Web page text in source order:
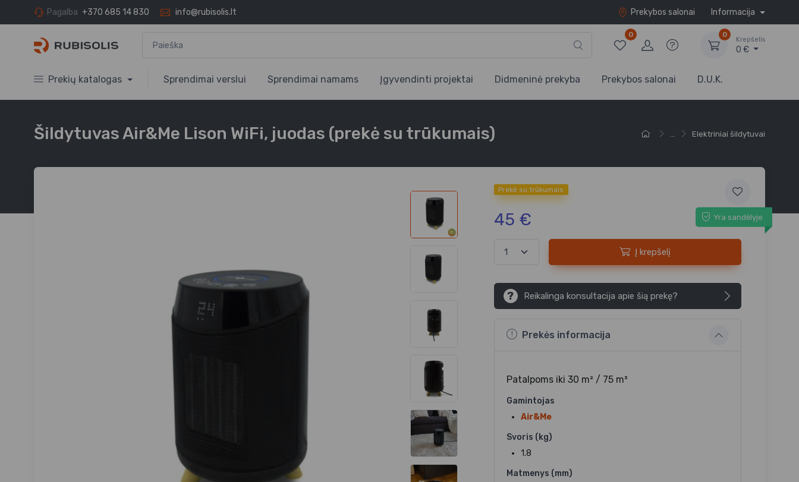
Pagalba +370 685 14 830 info@rubisolis.lt Prekybos salonai Informacija
0 0
Krepšelis
0 €
Prekių katalogas Sprendimai verslui Sprendimai namams Įgyvendinti projektai Didmeninė prekyba Prekybos salonai D.U.K.
Elektriniai šildytuvai
Šildytuvas Air&Me Lison WiFi, juodas (prekė su trūkumais)
Prekė su trūkumais
45 € Yra sandėlyje
Į krepšelį
? Reikalinga konsultacija apie šią prekę?
Prekės informacija
Patalpoms iki 30 m² / 75 m³
Gamintojas
Air&Me
Svoris (kg)
1.8
Matmenys (mm)